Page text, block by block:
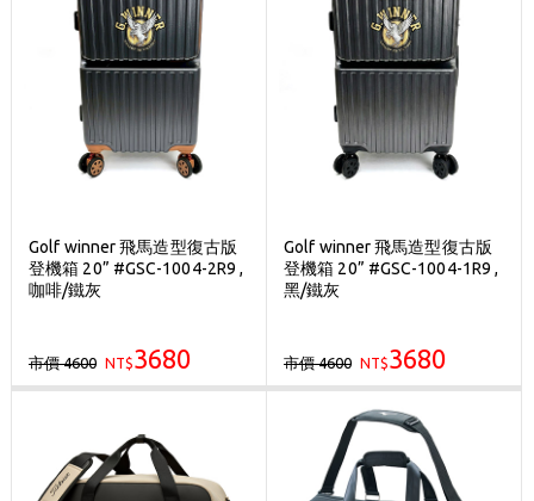
Golf winner 飛馬造型復古版
登機箱 20” #GSC-1004-2R9 ,
咖啡/鐵灰
市價 4600 NT$3680
Golf winner 飛馬造型復古版
登機箱 20” #GSC-1004-1R9 ,
黑/鐵灰
市價 4600 NT$3680